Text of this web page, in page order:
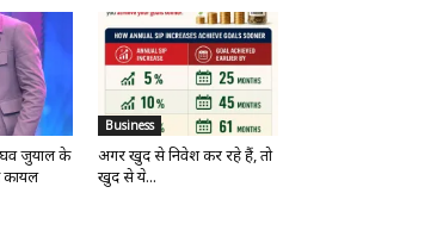
जुयाल के
कायल
Business
अगर खुद से निवेश कर रहे हैं, तो
खुद से ये...